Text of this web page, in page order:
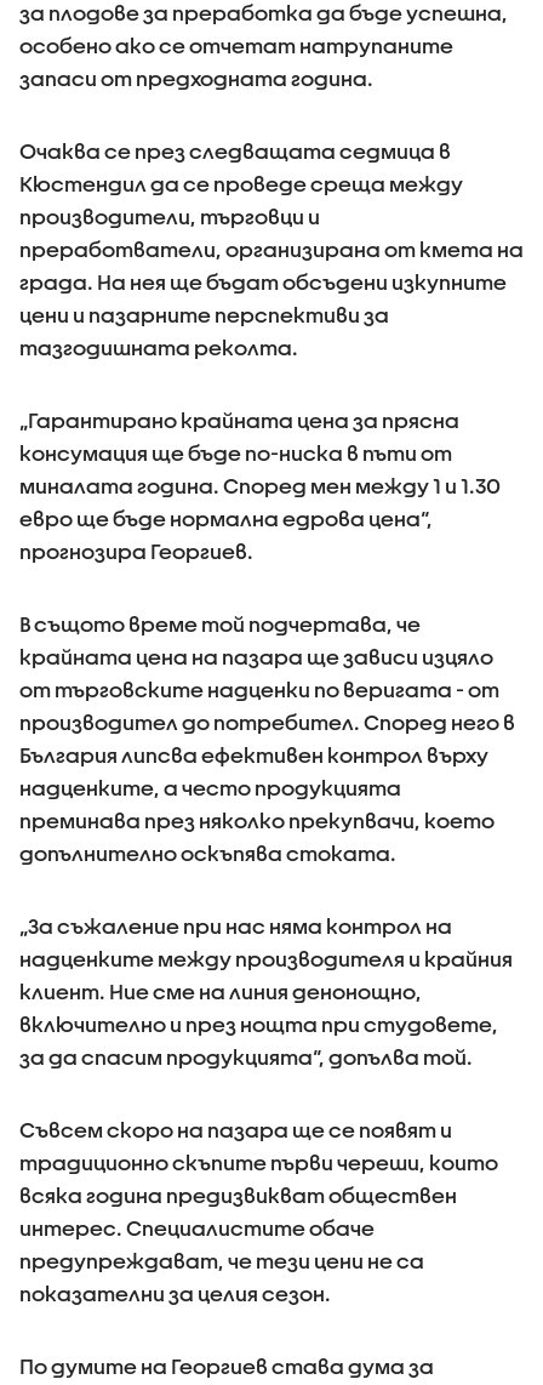
за плодове за преработка да бъде успешна,
особено ако се отчетат натрупаните
запаси от предходната година.
Очаква се през следващата седмица в
Кюстендил да се проведе среща между
производители, търговци и
преработватели, организирана от кмета на
града. На нея ще бъдат обсъдени изкупните
цени и пазарните перспективи за
тазгодишната реколта.
„Гарантирано крайната цена за прясна
консумация ще бъде по-ниска в пъти от
миналата година. Според мен между 1 и 1.30
евро ще бъде нормална едрова цена“,
прогнозира Георгиев.
В същото време той подчертава, че
крайната цена на пазара ще зависи изцяло
от търговските надценки по веригата - от
производител до потребител. Според него в
България липсва ефективен контрол върху
надценките, а често продукцията
преминава през няколко прекупвачи, което
допълнително оскъпява стоката.
„За съжаление при нас няма контрол на
надценките между производителя и крайния
клиент. Ние сме на линия денонощно,
включително и през нощта при студовете,
за да спасим продукцията“, допълва той.
Съвсем скоро на пазара ще се появят и
традиционно скъпите първи череши, които
всяка година предизвикват обществен
интерес. Специалистите обаче
предупреждават, че тези цени не са
показателни за целия сезон.
По думите на Георгиев става дума за